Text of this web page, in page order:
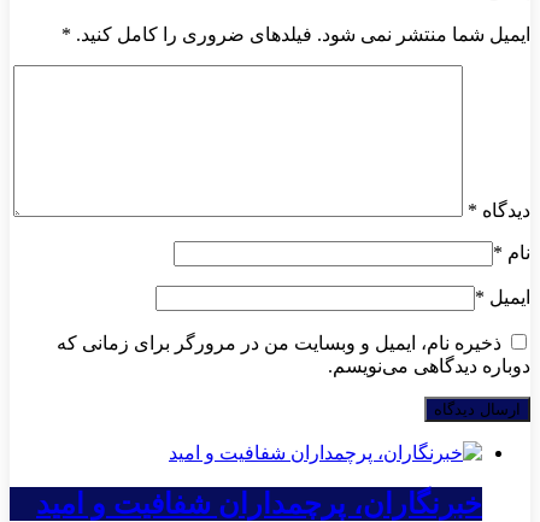
ایمیل شما منتشر نمی شود. فیلدهای ضروری را کامل کنید. *
دیدگاه *
نام *
ایمیل *
ذخیره نام، ایمیل و وبسایت من در مرورگر برای زمانی که
دوباره دیدگاهی می‌نویسم.
خبرنگاران، پرچمداران شفافیت و امید